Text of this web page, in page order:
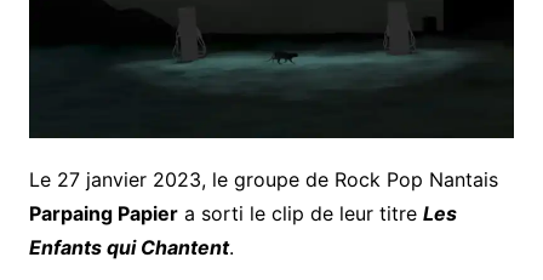
Le 27 janvier 2023, le groupe de Rock Pop Nantais
Parpaing Papiera sorti le clip de leur titre Les
Enfants qui Chantent.